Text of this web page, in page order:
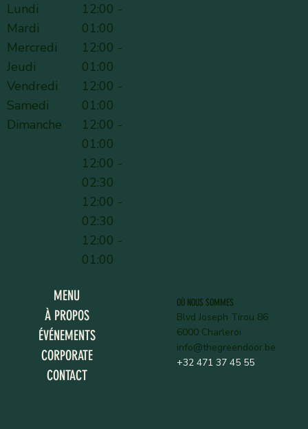
MENU
À PROPOS
ÉVÉNEMENTS
CORPORATE
CONTACT
Lundi
Mardi
Mercredi
Jeudi
Vendredi
Samedi
Dimanche
12:00 -
01:00
12:00 -
01:00
12:00 -
01:00
12:00 -
01:00
12:00 -
02:30
12:00 -
02:30
12:00 -
01:00
OÙ NOUS SOMMES
Blvd Joseph Tirou 86
6000 Charleroi
info@thegreendoor.be
+32 471 37 45 55